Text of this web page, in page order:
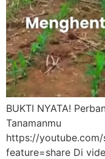
BUKTI NYATA!
Tanamanmu
https://
feature=share Di